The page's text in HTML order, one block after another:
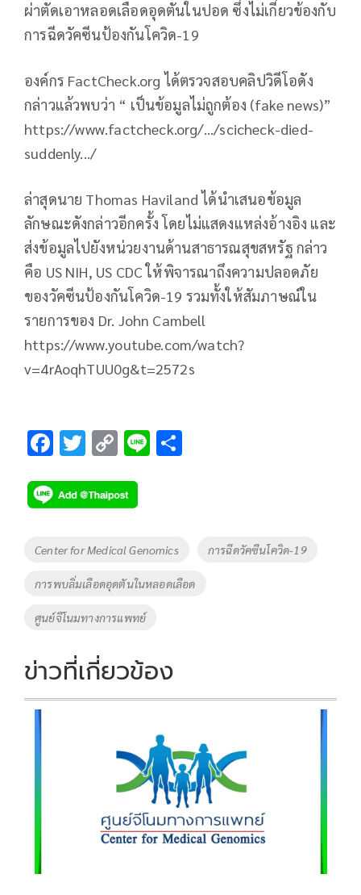
ผ่าตัดเอาหลอดเลือดอุดตันในปอด ซึ่งไม่เกี่ยวข้องกับ
การฉีดวัคซีนป้องกันโควิด-19
องค์กร FactCheck.org ได้ตรวจสอบคลิปวิดีโอดัง
กล่าวแล้วพบว่า “ เป็นข้อมูลไม่ถูกต้อง (fake news)”
https://www.factcheck.org/.../scicheck-died-
suddenly.../
ล่าสุดนาย Thomas Haviland ได้นำเสนอข้อมูล
ลักษณะดังกล่าวอีกครั้ง โดยไม่แสดงแหล่งอ้างอิง และ
ส่งข้อมูลไปยังหน่วยงานด้านสาธารณสุขสหรัฐ กล่าว
คือ US NIH, US CDC ให้พิจารณาถึงความปลอดภัย
ของวัคซีนป้องกันโควิด-19 รวมทั้งให้สัมภาษณ์ใน
รายการของ Dr. John Cambell
https://www.youtube.com/watch?
v=4rAoqhTUU0g&t=2572s
F
e
b
o
k
T
tt
er
C
p
y
Li
n
k
Li
Tags
Center for Medical Genomics การฉีดวัคซีนโควิด-19
การพบลิ่มเลือดอุดตันในหลอดเลือด
ศูนย์จีโนมทางการแพทย์
ข่าวที่เกี่ยวข้อง